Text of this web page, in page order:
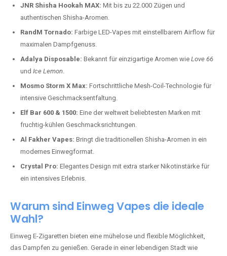
JNR Shisha Hookah MAX: Mit bis zu 22.000 Zügen und
authentischen Shisha-Aromen.
RandM Tornado: Farbige LED-Vapes mit einstellbarem Airflow für
maximalen Dampfgenuss.
Adalya Disposable: Bekannt für einzigartige Aromen wie Love 66
und Ice Lemon.
Mosmo Storm X Max: Fortschrittliche Mesh-Coil-Technologie für
intensive Geschmacksentfaltung.
Elf Bar 600 & 1500: Eine der weltweit beliebtesten Marken mit
fruchtig-kühlen Geschmacksrichtungen.
Al Fakher Vapes: Bringt die traditionellen Shisha-Aromen in ein
modernes Einwegformat.
Crystal Pro: Elegantes Design mit extra starker Nikotinstärke für
ein intensives Erlebnis.
Warum sind Einweg Vapes die ideale
Wahl?
Einweg E-Zigaretten bieten eine mühelose und flexible Möglichkeit,
das Dampfen zu genießen. Gerade in einer lebendigen Stadt wie